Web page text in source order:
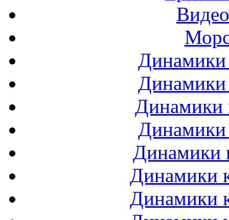
Динамики
Динамики
Динамики
Динамики
Динамики
Динамики
Динамики